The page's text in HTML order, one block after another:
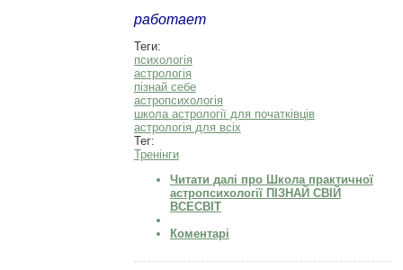
работает
Теги:
психологія
астрологія
пізнай себе
астропсихологія
школа астрології для початківців
астрологія для всіх
Тег:
Тренінги
Читати далі про Школа практичної
астропсихології ПІЗНАЙ СВІЙ
ВСЕСВІТ
Коментарі